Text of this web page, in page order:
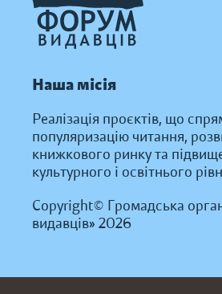
Наша місія
Реалізація проєктів, що
популяризацію читання,
книжкового ринку та
культурного і освітнього
Copyright© Громадська
видавців» 2026